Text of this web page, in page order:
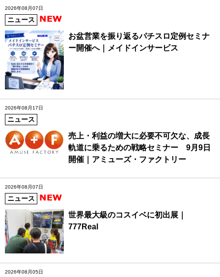
2026年08月07日
ニュース
お盆営業を振り返るパチスロ定例セミナ
ー開催へ｜メイドインサービス
2026年08月17日
ニュース
売上・利益の増大に必要不可欠な、成長
軌道に乗るための戦略セミナー 9月9日
開催｜アミューズ・ファクトリー
2026年08月07日
ニュース
世界最大級のコスイベに初出展｜
777Real
2026年08月05日